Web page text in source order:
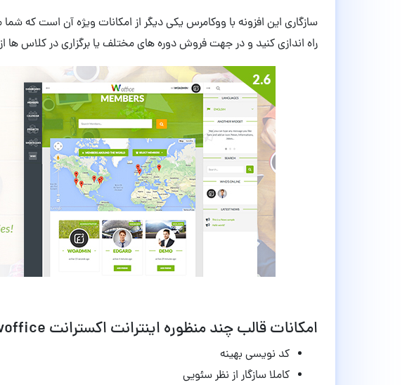
سازگاری این افزونه با ووکامرس یکی دیگر از امکانات ویژه آن است که
راه اندازی کنید و در جهت فروش دوره های مختلف یا برگزاری در کلاس ها
امکانات قالب چند منظوره اینترانت اکسترانت woffice وردپرس نسخه 5.4.33
کد نویسی بهینه
کاملا سازگار از نظر سئویی